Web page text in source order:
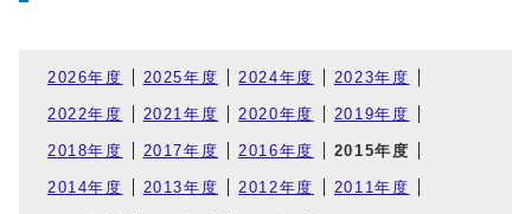
2026年度 2025年度 2024年度 2023年度
2022年度 2021年度 2020年度 2019年度
2018年度 2017年度 2016年度 2015年度
2014年度 2013年度 2012年度 2011年度